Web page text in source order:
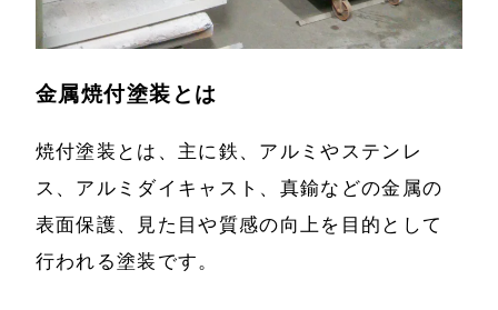
金属焼付塗装とは
焼付塗装とは、主に鉄、アルミやステンレ
ス、アルミダイキャスト、真鍮などの金属の
表面保護、見た目や質感の向上を目的として
行われる塗装です。